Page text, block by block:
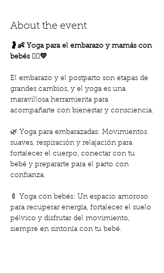
About the event
🤰👶 Yoga para el embarazo y mamás con
bebés 🧘‍♀️💛
El embarazo y el postparto son etapas de
grandes cambios, y el yoga es una
maravillosa herramienta para
acompañarte con bienestar y consciencia.
🌿 Yoga para embarazadas: Movimientos
suaves, respiración y relajación para
fortalecer el cuerpo, conectar con tu
bebé y prepararte para el parto con
confianza.
🍼 Yoga con bebés: Un espacio amoroso
para recuperar energía, fortalecer el suelo
pélvico y disfrutar del movimiento,
siempre en sintonía con tu bebé.